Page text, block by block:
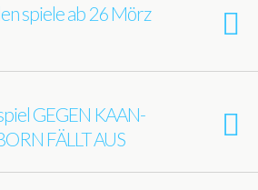
spiele ab 26 Mörz
GEGEN KAAN-
FÄLLT AUS